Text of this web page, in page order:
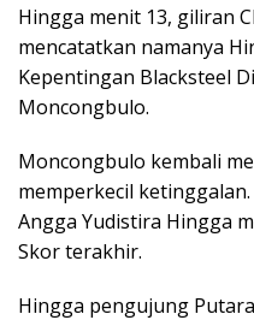
Hingga menit 13, giliran
mencatatkan namanya
Kepentingan Blacksteel
Moncongbulo.
Moncongbulo kembali
memperkecil
Angga Yudistira Hingga
Skor terakhir.
Hingga pengujung